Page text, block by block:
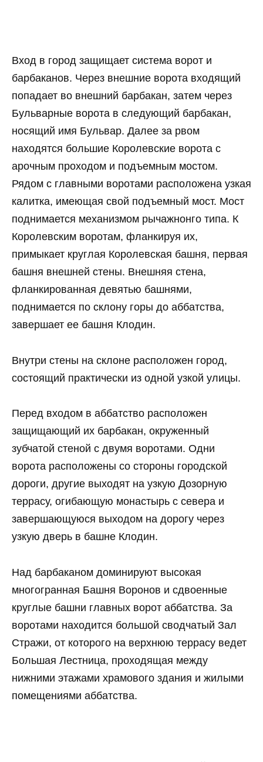
Вход в город защищает система ворот и
барбаканов. Через внешние ворота входящий
попадает во внешний барбакан, затем через
Бульварные ворота в следующий барбакан,
носящий имя Бульвар. Далее за рвом
находятся большие Королевские ворота с
арочным проходом и подъемным мостом.
Рядом с главными воротами расположена узкая
калитка, имеющая свой подъемный мост. Мост
поднимается механизмом рычажнонго типа. К
Королевским воротам, фланкируя их,
примыкает круглая Королевская башня, первая
башня внешней стены. Внешняя стена,
фланкированная девятью башнями,
поднимается по склону горы до аббатства,
завершает ее башня Клодин.
Внутри стены на склоне расположен город,
состоящий практически из одной узкой улицы.
Перед входом в аббатство расположен
защищающий их барбакан, окруженный
зубчатой стеной с двумя воротами. Одни
ворота расположены со стороны городской
дороги, другие выходят на узкую Дозорную
террасу, огибающую монастырь с севера и
завершающуюся выходом на дорогу через
узкую дверь в башне Клодин.
Над барбаканом доминируют высокая
многогранная Башня Воронов и сдвоенные
круглые башни главных ворот аббатства. За
воротами находится большой сводчатый Зал
Стражи, от которого на верхнюю террасу ведет
Большая Лестница, проходящая между
нижними этажами храмового здания и жилыми
помещениями аббатства.